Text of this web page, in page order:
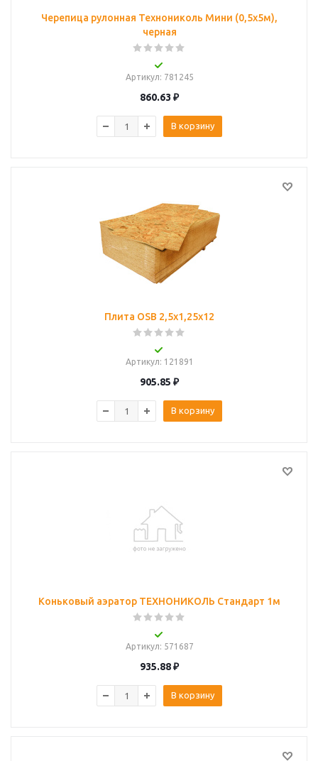
Черепица рулонная Технониколь Мини (0,5х5м),
черная
Артикул: 781245
860.63 ₽
В корзину
Плита OSB 2,5х1,25х12
Артикул: 121891
905.85 ₽
В корзину
Коньковый аэратор ТЕХНОНИКОЛЬ Стандарт 1м
Артикул: 571687
935.88₽
В корзину